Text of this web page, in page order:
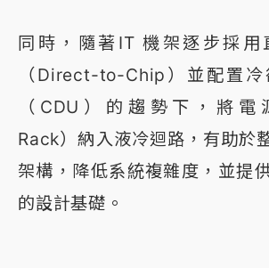
同時，隨著IT 機架逐步採用
（Direct-to-Chip）並配置
（CDU）的趨勢下，將電
Rack）納入液冷迴路，有助於
架構，降低系統複雜度，並提
的設計基礎。